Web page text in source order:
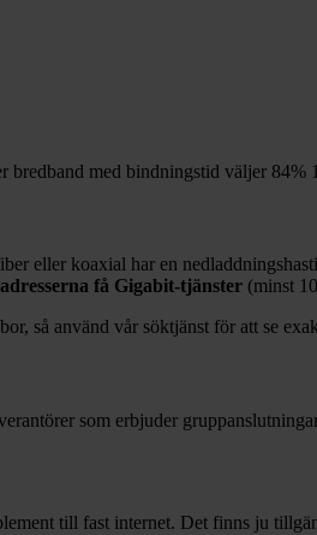
bredband med bindningstid väljer 84%
eller koaxial har en
få Gigabit-tjänster (minst
så använd vår söktjänst för att se
som erbjuder
till fast internet. Det finns ju